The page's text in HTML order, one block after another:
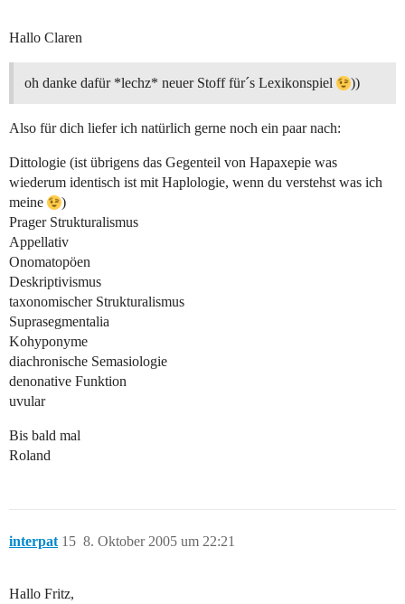
Hallo Claren
oh danke dafür *lechz* neuer Stoff für´s Lexikonspiel ))
Also für dich liefer ich natürlich gerne noch ein paar nach:
Dittologie (ist übrigens das Gegenteil von Hapaxepie was
wiederum identisch ist mit Haplologie, wenn du verstehst was ich
meine
)
Prager Strukturalismus
Appellativ
Onomatopöen
Deskriptivismus
taxonomischer Strukturalismus
Suprasegmentalia
Kohyponyme
diachronische Semasiologie
denonative Funktion
uvular
Bis bald mal
Roland
interpat 8. Oktober 2005 um 22:21
15
Hallo Fritz,